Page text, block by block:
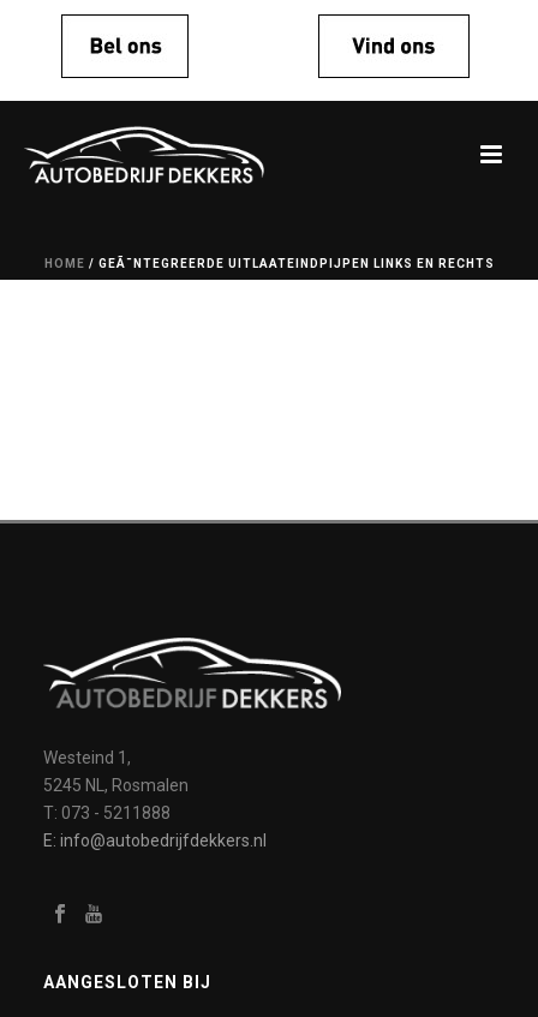
HOME / GEÃ¯NTEGREERDE UITLAATEINDPIJPEN LINKS EN RECHTS
Westeind 1,
5245 NL, Rosmalen
T: 073 - 5211888
E: info@autobedrijfdekkers.nl
AANGESLOTEN BIJ